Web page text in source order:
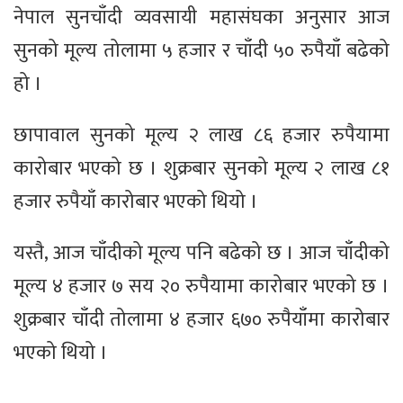
नेपाल सुनचाँदी व्यवसायी महासंघका अनुसार आज
सुनको मूल्य तोलामा ५ हजार र चाँदी ५० रुपैयाँ बढेको
हो ।
छापावाल सुनको मूल्य २ लाख ८६ हजार रुपैयामा
कारोबार भएको छ । शुक्रबार सुनको मूल्य २ लाख ८१
हजार रुपैयाँ कारोबार भएको थियो ।
यस्तै, आज चाँदीको मूल्य पनि बढेको छ । आज चाँदीको
मूल्य ४ हजार ७ सय २० रुपैयामा कारोबार भएको छ ।
शुक्रबार चाँदी तोलामा ४ हजार ६७० रुपैयाँमा कारोबार
भएको थियो ।